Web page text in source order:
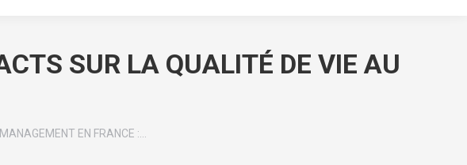
une
SUR LA QUALITÉ DE VIE AU
MANAGEMENT EN FRANCE :…